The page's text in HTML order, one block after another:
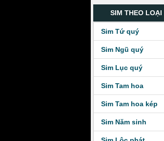
SIM THEO LOẠI
Sim Tứ quý
Sim Ngũ quý
Sim Lục quý
Sim Tam hoa
Sim Tam hoa kép
Sim Năm sinh